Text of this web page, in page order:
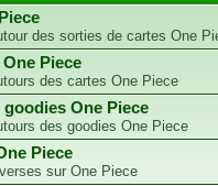
des sorties de cartes One
Piece
des cartes One Piece
One Piece
des goodies One Piece
Piece
sur One Piece